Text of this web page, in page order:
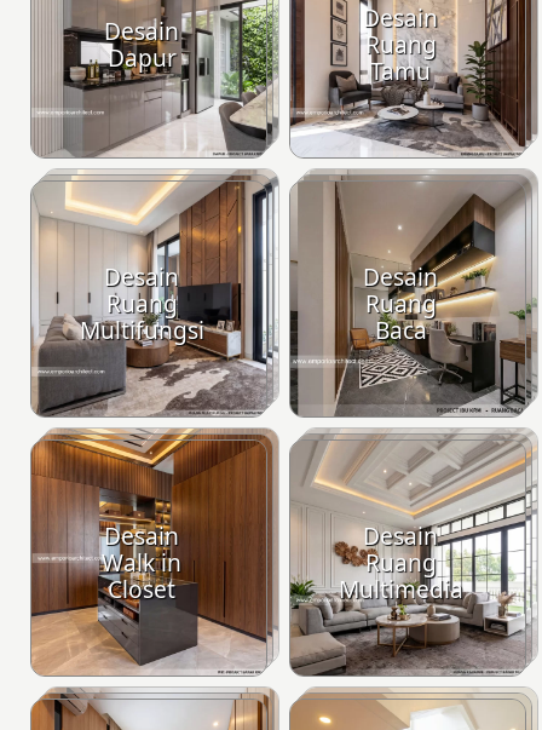
Desain
Dapur
Desain
Ruang
Tamu
Desain
Ruang
Multifungsi
Desain
Ruang
Baca
Desain
Walk in
Closet
Desain
Ruang
Multimedia